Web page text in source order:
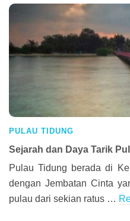
PULAU TIDUNG
Sejarah dan Daya Tarik
Pulau Tidung berada di
dengan Jembatan Cinta
pulau dari sekian ratus …